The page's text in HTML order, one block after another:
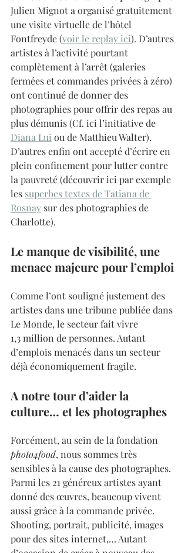
Julien Mignot a organisé gratuitement
une visite virtuelle de l’hôtel
Fontfreyde (voir le replay ici). D’autres
artistes à l’activité pourtant
complètement à l’arrêt (galeries
fermées et commandes privées à zéro)
ont continué de donner des
photographies pour offrir des repas au
plus démunis (Cf. ici l’initiative de
Diana Lui ou de Matthieu Walter).
D’autres enfin ont accepté d’écrire en
plein confinement pour lutter contre
la pauvreté (découvrir ici par exemple
les superbes textes de Tatiana de
Rosnay sur des photographies de
Charlotte).
Le manque de visibilité, une
menace majeure pour l’emploi
Comme l’ont souligné justement des
artistes dans une tribune publiée dans
Le Monde, le secteur fait vivre
1,3 million de personnes. Autant
d’emplois menacés dans un secteur
déjà économiquement fragile.
A notre tour d’aider la
culture… et les photographes
Forcément, au sein de la fondation
photo4food, nous sommes très
sensibles à la cause des photographes.
Parmi les 21 généreux artistes ayant
donné des œuvres, beaucoup vivent
aussi grâce à la commande privée.
Shooting, portrait, publicité, images
pour des sites internet,… Autant